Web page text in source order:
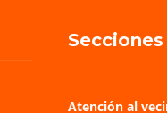
Secciones
Atención al